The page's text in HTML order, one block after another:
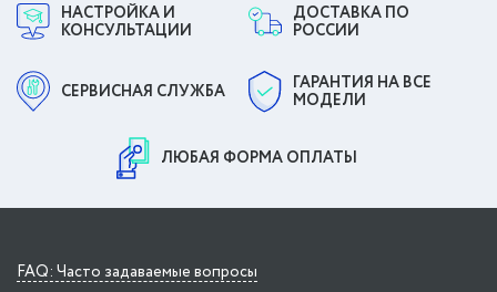
НАСТРОЙКА И
КОНСУЛЬТАЦИИ
ДОСТАВКА ПО
РОССИИ
СЕРВИСНАЯ СЛУЖБА
ГАРАНТИЯ НА ВСЕ
МОДЕЛИ
ЛЮБАЯ ФОРМА ОПЛАТЫ
FAQ: Часто задаваемые вопросы